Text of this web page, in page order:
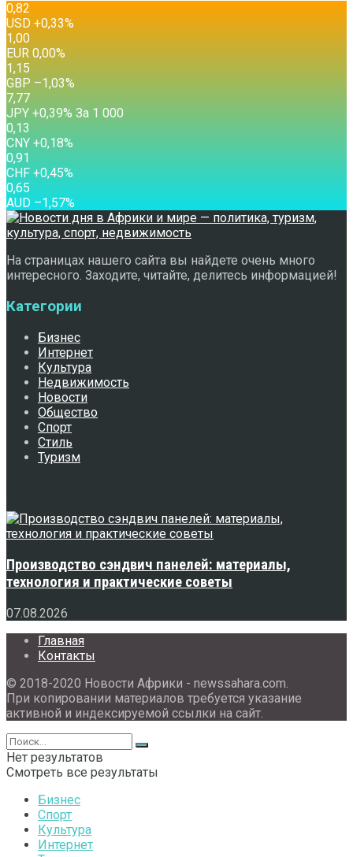
0,82
USD +0,33%
1,00
EUR 0,00%
1,15
GBP –1,03%
7,77
JPY +0,39% За 1 000
0,13
CNY +0,18%
0,91
CHF +0,45%
0,65
AUD –1,57%
На страницах нашего сайта вы найдете очень много
интересного. Заходите, читайте, делитесь информацией!
Категории
Бизнес
Интернет
Культура
Недвижимость
Новости
Общество
Спорт
Стиль
Туризм
Производство сэндвич панелей: материалы,
технология и практические советы
07.08.2026
Главная
Контакты
© 2018-2020 Новости Африки - newssahara.com.
При копировании материалов требуется указание
активной и индексируемой ссылки на сайт.
Нет результатов
Смотреть все результаты
Бизнес
Спорт
Культура
Интернет